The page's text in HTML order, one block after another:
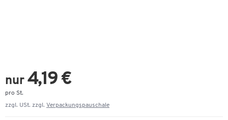
nur 4,19 €
pro St.
zzgl. USt. zzgl. Verpackungspauschale